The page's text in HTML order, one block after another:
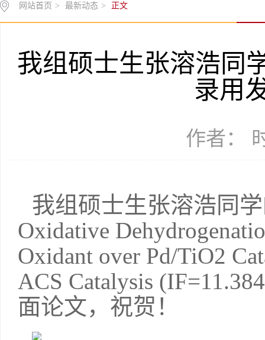
网站首页 > 最新动态 > 正文
我组硕士生张溶浩同
录用
作者：
我组硕士生张溶浩同
Oxidative
Oxidant over Pd/TiO2
ACS Catalysis
面论文，祝贺！